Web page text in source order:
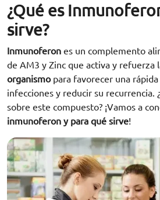
¿Qué es
sirve?
Inmunoferon es un complemento
de AM3 y Zinc que activa y refuerza
organismopara favorecer una
infecciones y reducir su recurrencia.
sobre este compuesto? ¡Vamos a
inmunoferon y para qué sirve!